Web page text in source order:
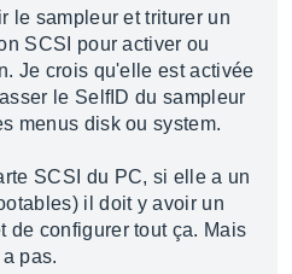
le sampleur et triturer un
SCSI pour activer ou
Je crois qu'elle est activée
le SelfID du sampleur
menus disk ou system.
SCSI du PC, si elle a un
il doit y avoir un
de configurer tout ça. Mais
pas.